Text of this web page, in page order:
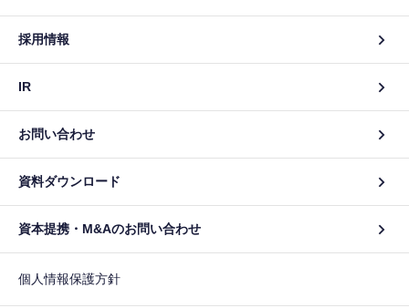
採用情報
IR
お問い合わせ
資料ダウンロード
資本提携・M&Aのお問い合わせ
個人情報保護方針